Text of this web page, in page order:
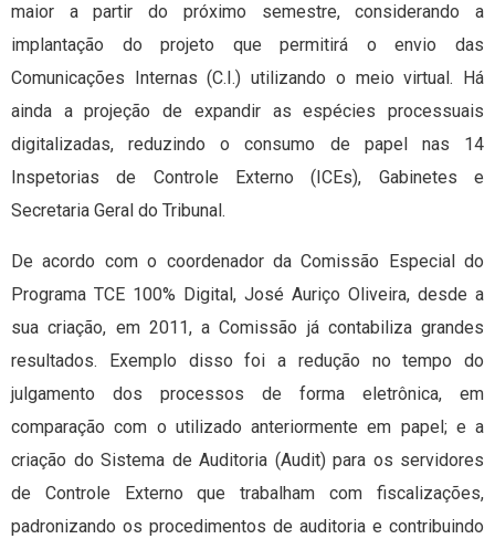
maior a partir do próximo semestre, considerando a
implantação do projeto que permitirá o envio das
Comunicações Internas (C.I.) utilizando o meio virtual. Há
ainda a projeção de expandir as espécies processuais
digitalizadas, reduzindo o consumo de papel nas 14
Inspetorias de Controle Externo (ICEs), Gabinetes e
Secretaria Geral do Tribunal.
De acordo com o coordenador da Comissão Especial do
Programa TCE 100% Digital, José Auriço Oliveira, desde a
sua criação, em 2011, a Comissão já contabiliza grandes
resultados. Exemplo disso foi a redução no tempo do
julgamento dos processos de forma eletrônica, em
comparação com o utilizado anteriormente em papel; e a
criação do Sistema de Auditoria (Audit) para os servidores
de Controle Externo que trabalham com fiscalizações,
padronizando os procedimentos de auditoria e contribuindo